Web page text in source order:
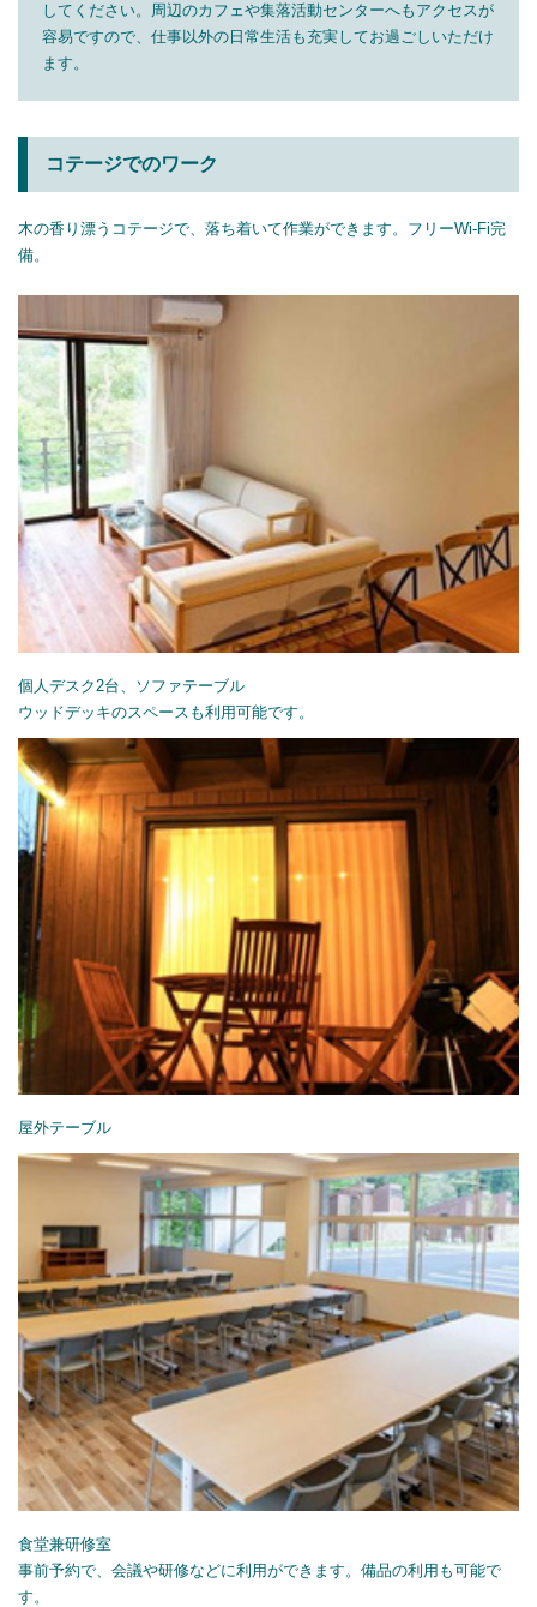
してください。周辺のカフェや集落活動センターへもアクセスが
容易ですので、仕事以外の日常生活も充実してお過ごしいただけ
ます。
コテージでのワーク
木の香り漂うコテージで、落ち着いて作業ができます。フリーWi-Fi完
備。
個人デスク2台、ソファテーブル
ウッドデッキのスペースも利用可能です。
屋外テーブル
食堂兼研修室
事前予約で、会議や研修などに利用ができます。備品の利用も可能で
す。